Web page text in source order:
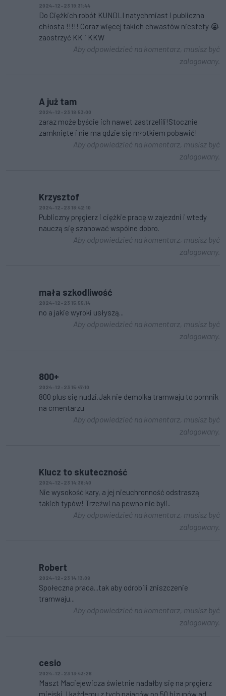
2024-12-23 19:31:44
Do Ciężkich robót KUNDLI natychmiast i publiczna
chłosta !!!!! Coraz więcej takich chwastów niestety 😭
zaostrzyć KK i KKW
Aby odpowiedzieć na komentarz, musisz być
zalogowany.
A już tam
2024-12-23 18:53:00
zaraz może byście ich nawet zastrzelili!Stocznie
zamknięte i nie ma gdzie się młotkiem pobawić!
Aby odpowiedzieć na komentarz, musisz być
zalogowany.
Krzysztof
2024-12-23 18:42:10
Publiczny pręgierz i ciężkie pracę w zajezdni i wtedy
nauczą się szanować wspólne dobro.
Aby odpowiedzieć na komentarz, musisz być
zalogowany.
mała szkodliwość
2024-12-23 15:55:14
no a jakie wyroki usłyszą...
Aby odpowiedzieć na komentarz, musisz być
zalogowany.
800+
2024-12-23 15:47:10
800 plus się nudzi.Jak nie demolka tramwaju to pomnik
na cmentarzu
Aby odpowiedzieć na komentarz, musisz być
zalogowany.
Klucz to skuteczność
2024-12-23 14:38:40
Nie wysokość kary, a jej nieuchronność odstraszą
takich typów! Trzeźwi na pewno nie byli..
Aby odpowiedzieć na komentarz, musisz być
zalogowany.
Robert
2024-12-23 14:13:08
Społeczna praca...tak aby odrobili zniszczenie
tramwaju...
Aby odpowiedzieć na komentarz, musisz być
zalogowany.
cesio
2024-12-23 13:43:26
Maszt Maciejewicza świetnie nadałby się na pręgierz
miejski. I każdemu z tych pajaców po 50 bizunów ad